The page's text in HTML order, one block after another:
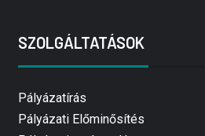
SZOLGÁLTATÁSOK
Pályázatírás
Pályázati Előminősítés